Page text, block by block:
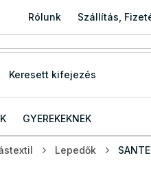
Rólunk Szállítás,
GYEREKEKNEK
Lepedők